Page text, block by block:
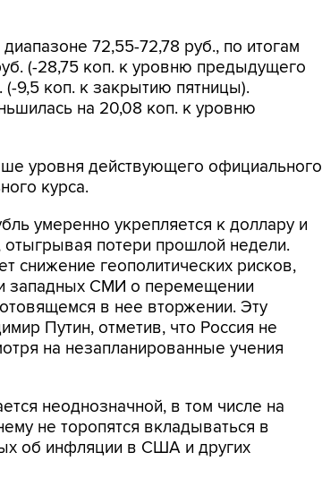
72,55-72,78 руб., по итогам
(-28,75 коп. к уровню предыдущего
9,5 коп. к закрытию пятницы).
на 20,08 коп. к уровню
уровня действующего официального
курса.
умеренно укрепляется к доллару и
отыгрывая потери прошлой недели.
снижение геополитических рисков,
западных СМИ о перемещении
в нее вторжении. Эту
Путин, отметив, что Россия не
на незапланированные учения
неоднозначной, в том числе на
не торопятся вкладываться в
об инфляции в США и других